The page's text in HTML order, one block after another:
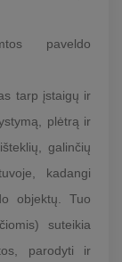
paveldo
tarp įstaigų ir
plėtrą ir
galinčių
kadangi
objektų. Tuo
suteikia
parodyti ir